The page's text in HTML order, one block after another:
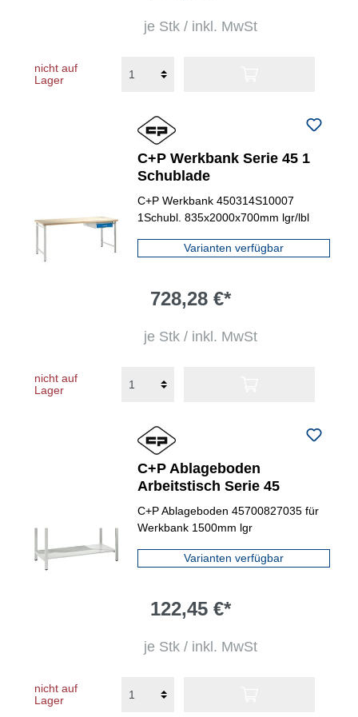
je Stk / inkl. MwSt
nicht auf
Lager
C+P Werkbank Serie 45 1
Schublade
C+P Werkbank 450314S10007
1Schubl. 835x2000x700mm lgr/lbl
Varianten verfügbar
728,28 €*
je Stk / inkl. MwSt
nicht auf
Lager
C+P Ablageboden
Arbeitstisch Serie 45
C+P Ablageboden 45700827035 für
Werkbank 1500mm lgr
Varianten verfügbar
122,45 €*
je Stk / inkl. MwSt
nicht auf
Lager